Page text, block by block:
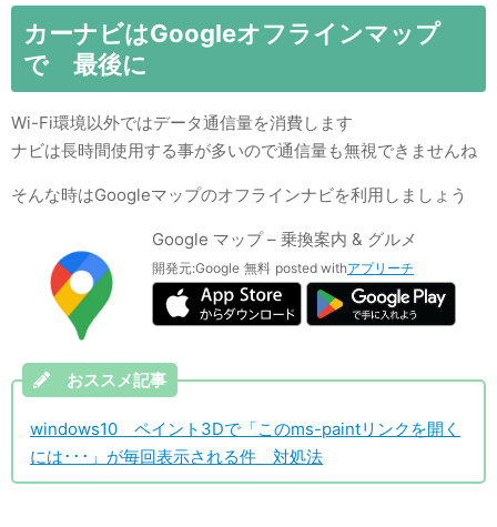
カーナビはGoogleオフラインマップ
で 最後に
Wi-Fi環境以外ではデータ通信量を消費します
ナビは長時間使用する事が多いので通信量も無視できませんね
そんな時はGoogleマップのオフラインナビを利用しましょう
Google マップ – 乗換案内 & グルメ
開発元:Google 無料 posted withアプリーチ
おススメ記事
windows10 ペイント3Dで「このms-paintリンクを開く
には･･･」が毎回表示される件 対処法